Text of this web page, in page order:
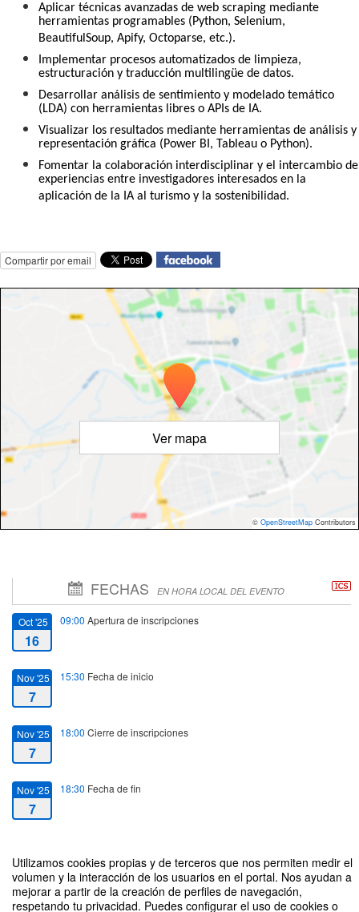
Utilizamos cookies propias y de terceros que nos permiten medir el
volumen y la interacción de los usuarios en el portal. Nos ayudan a
mejorar a partir de la creación de perfiles de navegación,
respetando tu privacidad. Puedes configurar el uso de cookies o
Aplicar técnicas avanzadas de web scraping mediante
herramientas programables (Python, Selenium,
BeautifulSoup, Apify, Octoparse, etc.).
Implementar procesos automatizados de limpieza,
estructuración y traducción multilingüe de datos.
Desarrollar análisis de sentimiento y modelado temático
(LDA) con herramientas libres o APIs de IA.
Visualizar los resultados mediante herramientas de análisis y
representación gráfica (Power BI, Tableau o Python).
Fomentar la colaboración interdisciplinar y el intercambio de
experiencias entre investigadores interesados en la
aplicación de la IA al turismo y la sostenibilidad.
Compartir por email
Ver mapa
© OpenStreetMap Contributors
FECHAS EN HORA LOCAL DEL EVENTO
Oct '25
16
09:00 Apertura de inscripciones
Nov '25
7
15:30 Fecha de inicio
Nov '25
7
18:00 Cierre de inscripciones
Nov '25
7
18:30 Fecha de fin
Curso avanzado de web scraping para la obtención de datos turísticos